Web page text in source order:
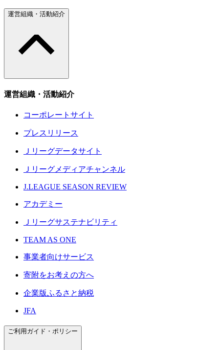
運営組織・活動紹介
運営組織・活動紹介
コーポレートサイト
プレスリリース
Ｊリーグデータサイト
Ｊリーグメディアチャンネル
J.LEAGUE SEASON REVIEW
アカデミー
Ｊリーグサステナビリティ
TEAM AS ONE
事業者向けサービス
寄附をお考えの方へ
企業版ふるさと納税
JFA
ご利用ガイド・ポリシー